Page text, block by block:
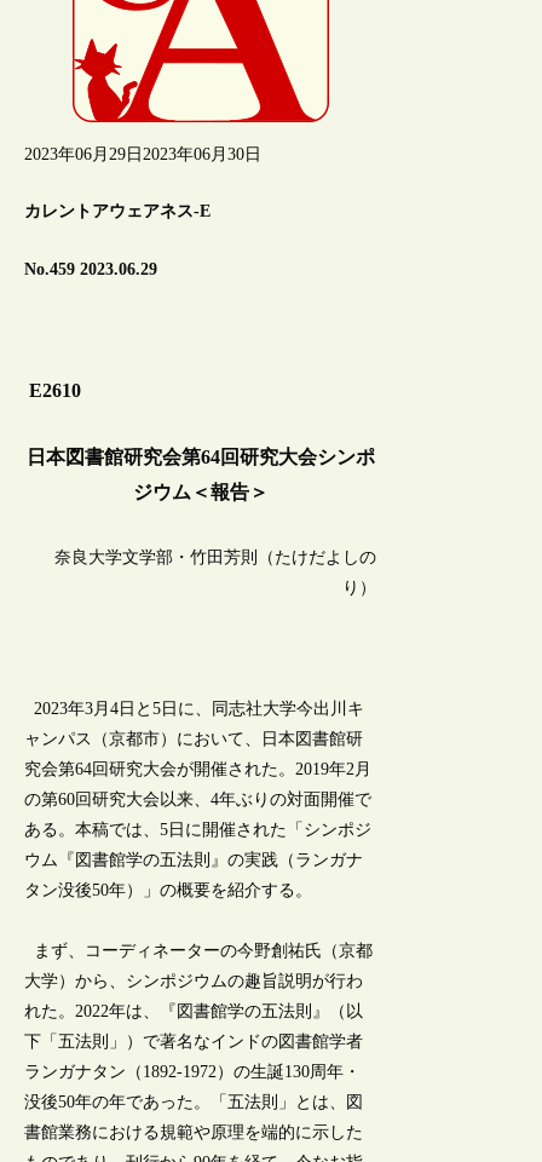
2023年06月29日 2023年06月30日
カレントアウェアネス-E
No.459 2023.06.29
E2610
日本図書館研究会第64回研究大会シンポ
ジウム＜報告＞
奈良大学文学部・竹田芳則（たけだよしの
り）
2023年3月4日と5日に、同志社大学今出川キ
ャンパス（京都市）において、日本図書館研
究会第64回研究大会が開催された。2019年2月
の第60回研究大会以来、4年ぶりの対面開催で
ある。本稿では、5日に開催された「シンポジ
ウム『図書館学の五法則』の実践（ランガナ
タン没後50年）」の概要を紹介する。
まず、コーディネーターの今野創祐氏（京都
大学）から、シンポジウムの趣旨説明が行わ
れた。2022年は、『図書館学の五法則』（以
下「五法則」）で著名なインドの図書館学者
ランガナタン（1892-1972）の生誕130周年・
没後50年の年であった。「五法則」とは、図
書館業務における規範や原理を端的に示した